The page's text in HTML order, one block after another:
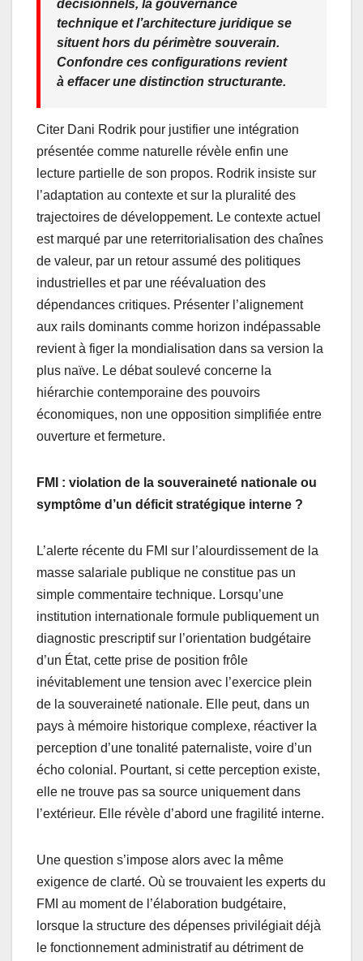
décisionnels, la gouvernance
technique et l’architecture juridique se
situent hors du périmètre souverain.
Confondre ces configurations revient
à effacer une distinction structurante.
Citer Dani Rodrik pour justifier une intégration
présentée comme naturelle révèle enfin une
lecture partielle de son propos. Rodrik insiste sur
l’adaptation au contexte et sur la pluralité des
trajectoires de développement. Le contexte actuel
est marqué par une reterritorialisation des chaînes
de valeur, par un retour assumé des politiques
industrielles et par une réévaluation des
dépendances critiques. Présenter l’alignement
aux rails dominants comme horizon indépassable
revient à figer la mondialisation dans sa version la
plus naïve. Le débat soulevé concerne la
hiérarchie contemporaine des pouvoirs
économiques, non une opposition simplifiée entre
ouverture et fermeture.
FMI : violation de la souveraineté nationale ou
symptôme d’un déficit stratégique interne ?
L’alerte récente du FMI sur l’alourdissement de la
masse salariale publique ne constitue pas un
simple commentaire technique. Lorsqu’une
institution internationale formule publiquement un
diagnostic prescriptif sur l’orientation budgétaire
d’un État, cette prise de position frôle
inévitablement une tension avec l’exercice plein
de la souveraineté nationale. Elle peut, dans un
pays à mémoire historique complexe, réactiver la
perception d’une tonalité paternaliste, voire d’un
écho colonial. Pourtant, si cette perception existe,
elle ne trouve pas sa source uniquement dans
l’extérieur. Elle révèle d’abord une fragilité interne.
Une question s’impose alors avec la même
exigence de clarté. Où se trouvaient les experts du
FMI au moment de l’élaboration budgétaire,
lorsque la structure des dépenses privilégiait déjà
le fonctionnement administratif au détriment de